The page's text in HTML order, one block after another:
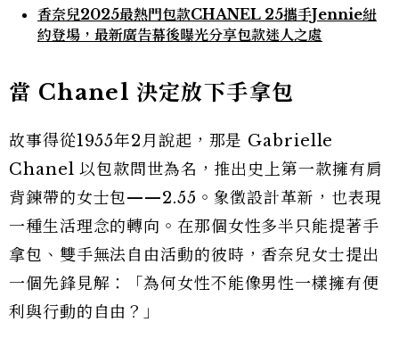
香奈兒2025最熱門包款CHANEL 25攜手Jennie紐
約登場，最新廣告幕後曝光分享包款迷人之處
當 Chanel 決定放下手拿包
故事得從1955年2月說起，那是 Gabrielle
Chanel 以包款問世為名，推出史上第一款擁有肩
背鍊帶的女士包——2.55。象徵設計革新，也表現
一種生活理念的轉向。在那個女性多半只能提著手
拿包、雙手無法自由活動的彼時，香奈兒女士提出
一個先鋒見解：「為何女性不能像男性一樣擁有便
利與行動的自由？」